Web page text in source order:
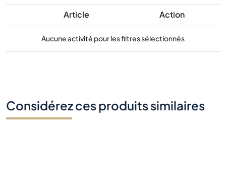
Article Action
Aucune activité pour les filtres sélectionnés
Considérez ces produits similaires